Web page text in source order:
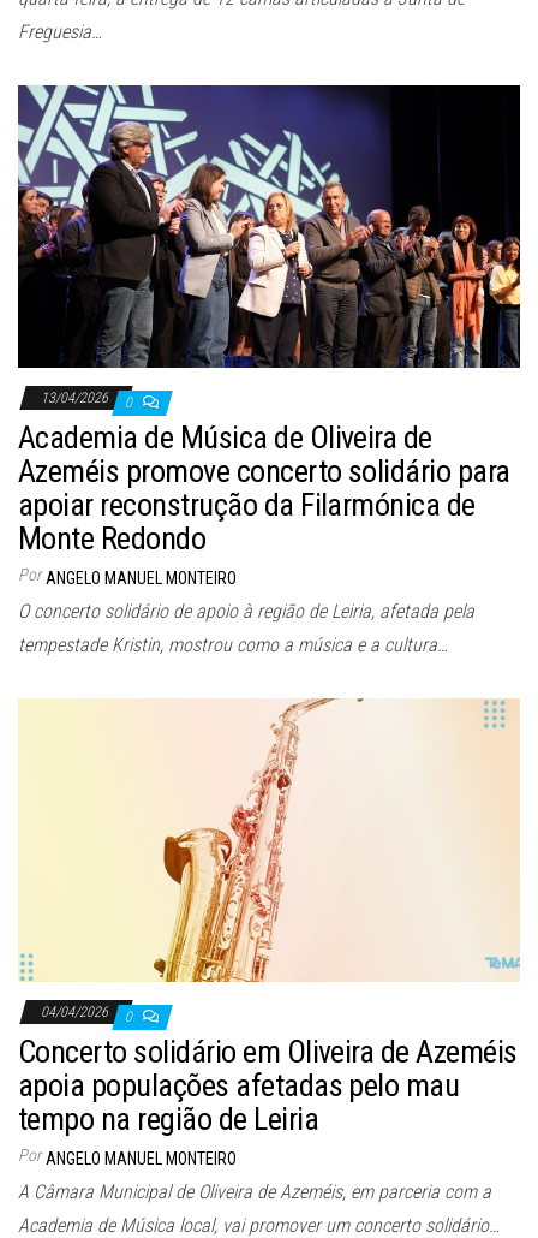
Freguesia…
13/04/2026 0
Academia de Música de Oliveira de
Azeméis promove concerto solidário para
apoiar reconstrução da Filarmónica de
Monte Redondo
Por ANGELO MANUEL MONTEIRO
O concerto solidário de apoio à região de Leiria, afetada pela
tempestade Kristin, mostrou como a música e a cultura…
04/04/2026 0
Concerto solidário em Oliveira de Azeméis
apoia populações afetadas pelo mau
tempo na região de Leiria
Por ANGELO MANUEL MONTEIRO
A Câmara Municipal de Oliveira de Azeméis, em parceria com a
Academia de Música local, vai promover um concerto solidário…